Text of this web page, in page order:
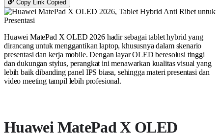
Copy LinkCopied
Huawei MatePad X OLED 2026 hadir sebagai tablet hybrid yang
dirancang untuk menggantikan laptop, khususnya dalam skenario
presentasi dan kerja mobile. Dengan layar OLED beresolusi tinggi
dan dukungan stylus, perangkat ini menawarkan kualitas visual yang
lebih baik dibanding panel IPS biasa, sehingga materi presentasi dan
video meeting tampil lebih profesional.
Huawei MatePad X OLED